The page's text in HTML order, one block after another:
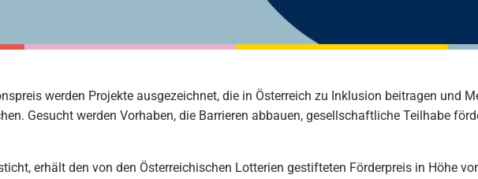
werden Projekte ausgezeichnet, die in Österreich zu Inklusion beitragen und
Gesucht werden Vorhaben, die Barrieren abbauen, gesellschaftliche Teilhabe
erhält den von den Österreichischen Lotterien gestifteten Förderpreis in Höhe